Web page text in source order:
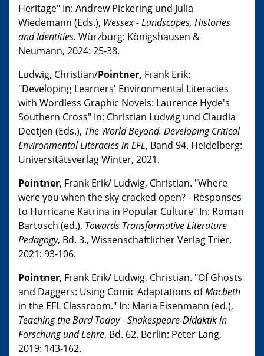
Heritage" In: Andrew Pickering und Julia
Wiedemann (Eds.), Wessex - Landscapes, Histories
and Identities. Würzburg: Königshausen &
Neumann, 2024: 25-38.
Ludwig, Christian/Pointner, Frank Erik:
"Developing Learners' Environmental Literacies
with Wordless Graphic Novels: Laurence Hyde's
Southern Cross" In: Christian Ludwig und Claudia
Deetjen (Eds.), The World Beyond. Developing Critical
Environmental Literacies in EFL, Band 94. Heidelberg:
Universitätsverlag Winter, 2021.
Pointner, Frank Erik/ Ludwig, Christian. "Where
were you when the sky cracked open? - Responses
to Hurricane Katrina in Popular Culture" In: Roman
Bartosch (ed.), Towards Transformative Literature
Pedagogy, Bd. 3., Wissenschaftlicher Verlag Trier,
2021: 93-106.
Pointner, Frank Erik/ Ludwig, Christian. "Of Ghosts
and Daggers: Using Comic Adaptations ofMacbeth
in the EFL Classroom." In: Maria Eisenmann (ed.),
Teaching the Bard Today - Shakespeare-Didaktik in
Forschung und Lehre, Bd. 62. Berlin: Peter Lang,
2019: 143-162.